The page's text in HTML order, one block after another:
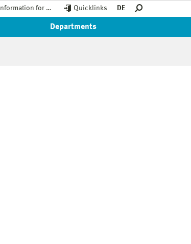
Information for … Quicklinks DE
Departments